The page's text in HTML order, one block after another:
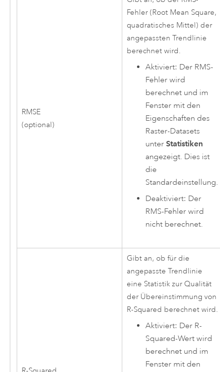
RMSE
(optional)
Fehler (Root Mean Square,
quadratisches Mittel) der
angepassten Trendlinie
berechnet wird.
Aktiviert: Der RMS-
Fehler wird
berechnet und im
Fenster mit den
Eigenschaften des
Raster-Datasets
unterStatistiken
angezeigt. Dies ist
die
Standardeinstellung.
Deaktiviert: Der
RMS-Fehler wird
nicht berechnet.
Gibt an, ob für die
angepasste Trendlinie
eine Statistik zur Qualität
der Übereinstimmung von
R-Squared berechnet wird.
Aktiviert: Der R-
Squared-Wert wird
berechnet und im
Fenster mit den